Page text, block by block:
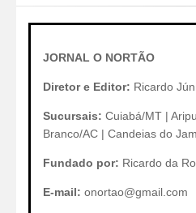
JORNAL O NORTÃO
Diretor e Editor: Ricardo
Sucursais: Cuiabá/MT |
Branco/AC | Candeias do
Fundado por: Ricardo da
E-mail: onortao@gmail.com